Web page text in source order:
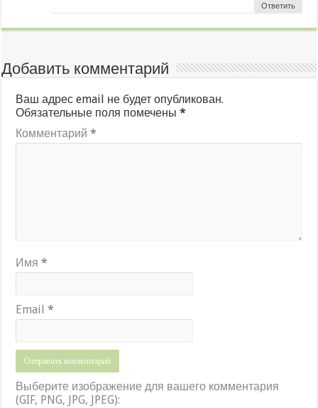
Ответить
Добавить комментарий
Ваш адрес email не будет опубликован.
Обязательные поля помечены*
Комментарий*
Имя*
Email*
Выберите изображение для вашего комментария
(GIF, PNG, JPG, JPEG):